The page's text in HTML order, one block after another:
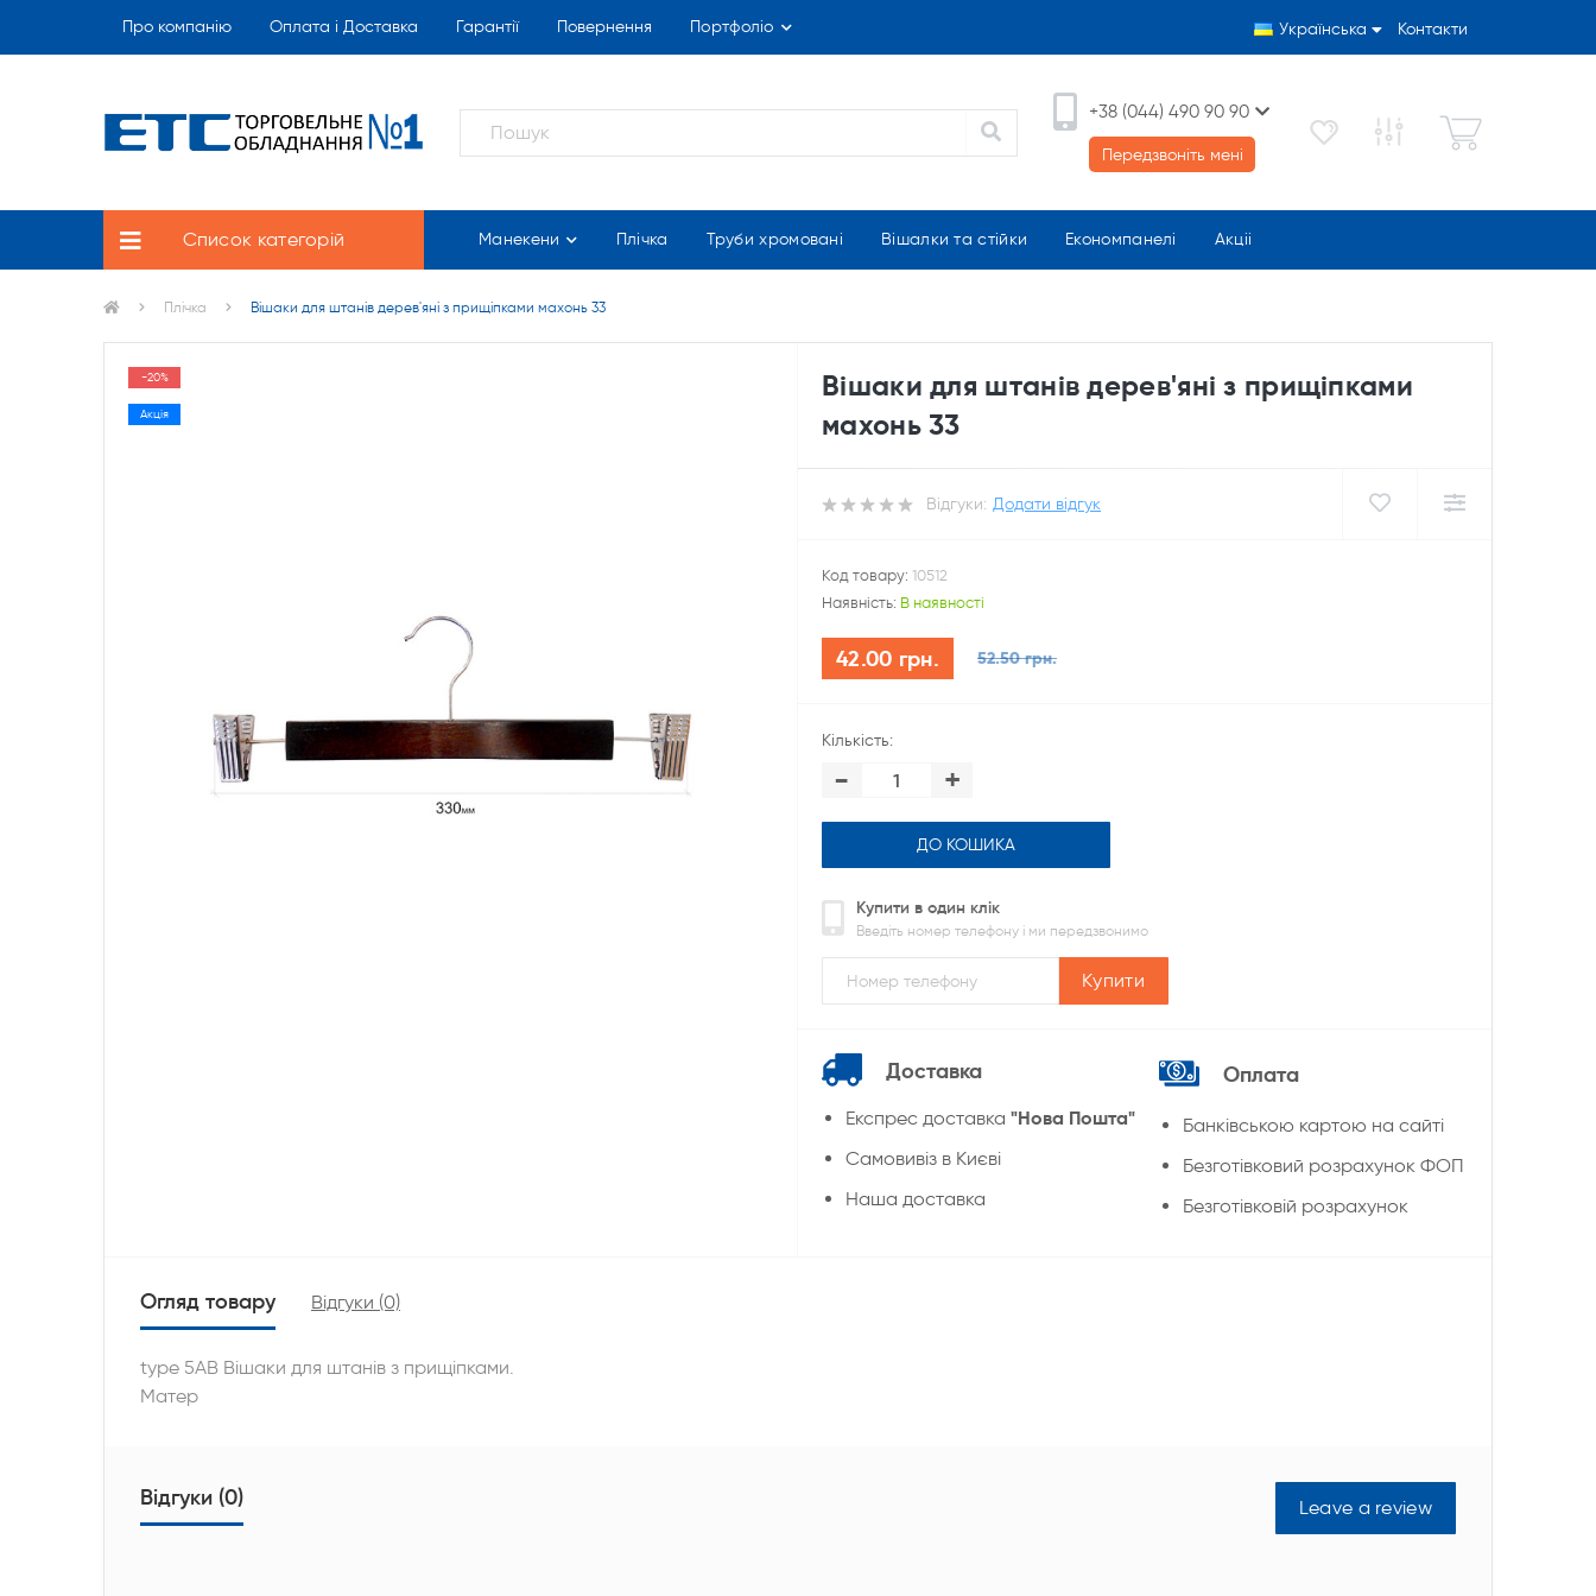
Про компанію Оплата і Доставка Гарантії Повернення Портфоліо Українська Контакти
+38 (044) 490 90 90
Передзвоніть мені
Список категорій Манекени Плічка Труби хромовані Вішалки та стійки Економпанелі Акціі
Плічка Вішаки для штанів дерев'яні з прищіпками махонь 33
-20%
Акція
Вішаки для штанів дерев'яні з прищіпками
махонь 33
Відгуки: Додати відгук
Код товару: 10512
Наявність: В наявності
42.00 грн. 52.50 грн.
Кількість:
- +
ДО КОШИКА
Купити в один клік
Введіть номер телефону і ми передзвонимо
Купити
Доставка
Експрес доставка "Нова Пошта"
Cамовивіз в Києві
Наша доставка
Оплата
Банківською картою на сайті
Безготівковий розрахунок ФОП
Безготівковій розрахунок
Огляд товару Відгуки (0)
type 5АВ Вішаки для штанів з прищіпками.
Матер
Відгуки (0) Leave a review